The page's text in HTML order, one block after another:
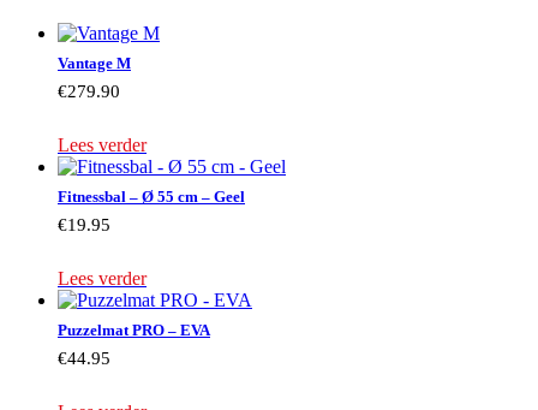
Vantage M
€279.90
Lees verder
Fitnessbal – Ø 55 cm – Geel
€19.95
Lees verder
Puzzelmat PRO – EVA
€44.95